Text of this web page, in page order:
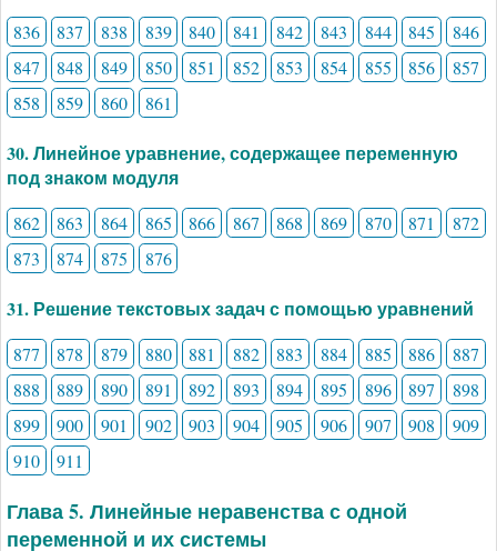
836 837 838 839 840 841 842 843 844 845
846
847
848 849 850 851 852 853 854 855 856
857
858
859 860 861
30. Линейное уравнение, содержащее переменную
под знаком модуля
862 863 864 865 866 867 868 869 870 871
872
873
874 875 876
31. Решение текстовых задач с помощью уравнений
877 878 879 880 881 882 883 884 885 886
887
888
889 890 891 892 893 894 895 896 897
898
899
900 901 902 903 904 905 906 907 908
909
910
911
Глава 5. Линейные неравенства с одной
переменной и их системы